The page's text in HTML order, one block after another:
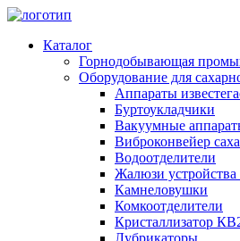
Каталог
Горнодобывающая
Оборудование для
Аппараты
Буртоукладчики
Вакуумные
Виброконвейер
Водоотделители
Жалюзи устройства
Камнеловушки
Комкоотделители
Кристаллизатор
Лубрикаторы